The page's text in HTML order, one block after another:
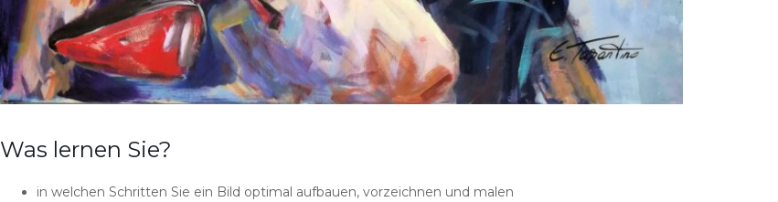
Was lernen Sie?
in welchen Schritten Sie ein Bild optimal aufbauen, vorzeichnen und malen